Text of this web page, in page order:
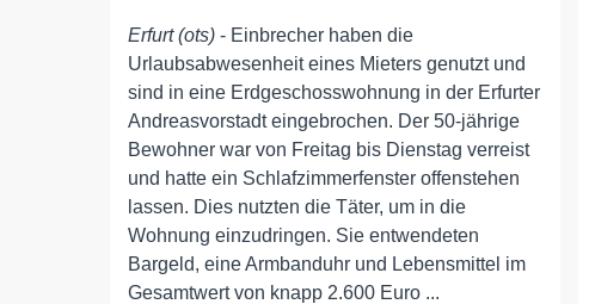
Erfurt (ots) - Einbrecher haben die
Urlaubsabwesenheit eines Mieters genutzt und
sind in eine Erdgeschosswohnung in der Erfurter
Andreasvorstadt eingebrochen. Der 50-jährige
Bewohner war von Freitag bis Dienstag verreist
und hatte ein Schlafzimmerfenster offenstehen
lassen. Dies nutzten die Täter, um in die
Wohnung einzudringen. Sie entwendeten
Bargeld, eine Armbanduhr und Lebensmittel im
Gesamtwert von knapp 2.600 Euro ...